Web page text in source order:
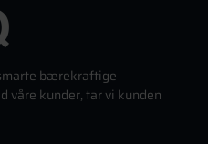
bærekraftige
våre kunder, tar vi kunden